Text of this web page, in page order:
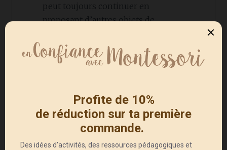
peut toujours continuer en
proposant d’autres objets de
abordés. Vu que c’est un exercice
indispensable à la préparation à
support supplémentaire pour jouer
à ce petit jeu qu’apprécient
beaucoup les enfants.